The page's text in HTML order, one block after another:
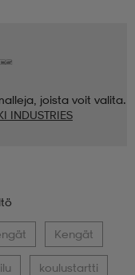
joista voit valita.
INDUSTRIES
Kengät
koulustartti